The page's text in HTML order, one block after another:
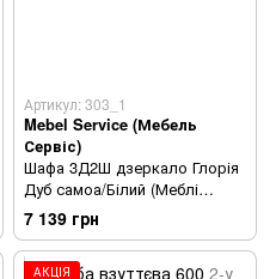
Артикул: 303_1
Mebel Service (Мебель
Сервіс)
Шафа 3Д2Ш дзеркало Глорія
Дуб самоа/Білий (Меблі
Сервіс)
7 139 грн
АКЦІЯ